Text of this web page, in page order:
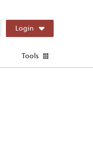
Login
Tools